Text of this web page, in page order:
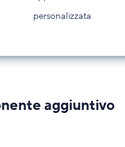
personalizzata
Collabora e
aggiuntivo